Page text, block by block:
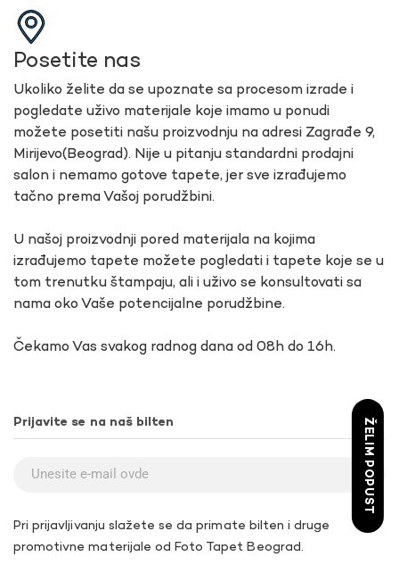
Posetite nas
Ukoliko želite da se upoznate sa procesom izrade i
pogledate uživo materijale koje imamo u ponudi
možete posetiti našu proizvodnju na adresi Zagrađe 9,
Mirijevo(Beograd). Nije u pitanju standardni prodajni
salon i nemamo gotove tapete, jer sve izrađujemo
tačno prema Vašoj porudžbini.
U našoj proizvodnji pored materijala na kojima
izrađujemo tapete možete pogledati i tapete koje se u
tom trenutku štampaju, ali i uživo se konsultovati sa
nama oko Vaše potencijalne porudžbine.
Čekamo Vas svakog radnog dana od 08h do 16h.
Prijavite se na naš bilten
Pri prijavljivanju slažete se da primate bilten i druge
promotivne materijale od Foto Tapet Beograd.
ŽELIM POPUST